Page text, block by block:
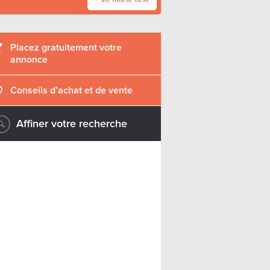
Placez gratuitement votre
annonce
Conseils d’achat et de vente
Affiner votre recherche